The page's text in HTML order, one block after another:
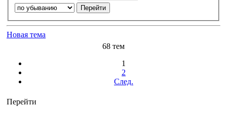
Новая тема
68 тем
1
2
След.
Перейти